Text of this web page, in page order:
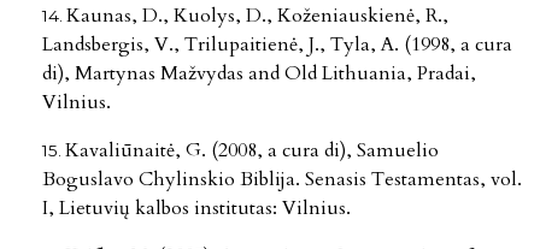
Kaunas, D., Kuolys, D., Koženiauskienė, R.,
Landsbergis, V., Trilupaitienė, J., Tyla, A. (1998, a cura
di), Martynas Mažvydas and Old Lithuania, Pradai,
Vilnius.
Kavaliūnaitė, G. (2008, a cura di), Samuelio
Boguslavo Chylinskio Biblija. Senasis Testamentas, vol.
I, Lietuvių kalbos institutas: Vilnius.